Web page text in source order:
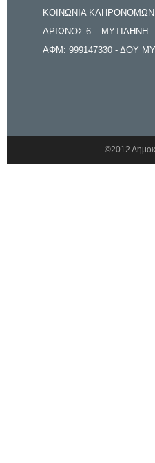
ΚΟΙΝΩΝΙΑ
ΑΡΙΩΝΟΣ 6 – ΜΥΤΙΛΗΝΗ
ΑΦΜ: 999147330 - ΔΟΥ
©2012